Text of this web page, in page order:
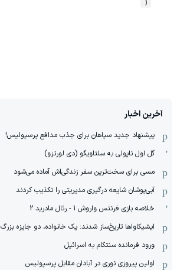
آخرین اخبار
پیشنهاد جدید سپاهان برای جذب مدافع پرسپولیس!
گل اول ناپولی به سلتاویگو (دی لورنزو)
مسی برای سخت‌ترین سفر زندگی‌اش آماده می‌شود
آبی‌پوشان شایعه درگیری مدیریتی را تکذیب کردند
خلاصه بازی فرنتس واروش 1 - رئال مادرید 2
ایشیکاوا‌ها تاریخ‌ساز شدند: یک خانواده، دو جایزه بزرگ
ورود فرمانده سنتکام به اسرائیل
اولین پیروزی نوری در آبادان مقابل پرسپولیس